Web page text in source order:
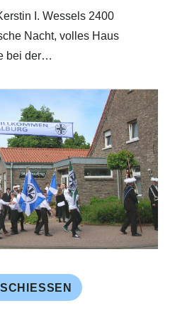
I. Wessels 2400
Nacht, volles Haus
bei der…